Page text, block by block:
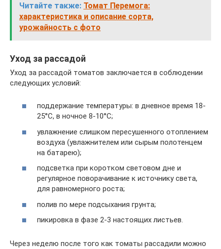
Читайте также: Томат Перемога:
характеристика и описание сорта,
урожайность с фото
Уход за рассадой
Уход за рассадой томатов заключается в соблюдении
следующих условий:
поддержание температуры: в дневное время 18-
25°C, в ночное 8-10°C;
увлажнение слишком пересушенного отоплением
воздуха (увлажнителем или сырым полотенцем
на батарею);
подсветка при коротком световом дне и
регулярное поворачивание к источнику света,
для равномерного роста;
полив по мере подсыхания грунта;
пикировка в фазе 2-3 настоящих листьев.
Через неделю после того как томаты рассадили можно